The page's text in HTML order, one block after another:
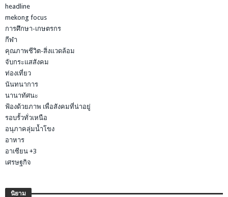
headline
mekong focus
การศึกษา-เกษตรกร
กีฬา
คุณภาพชีวิต-สิ่งแวดล้อม
จับกระแสสังคม
ท่องเที่ยว
นันทนาการ
นานาทัศนะ
ฟ้องด้วยภาพ เพื่อสังคมที่น่าอยู่
รอบรั้วทั่วเหนือ
อนุภาคลุ่มน้ำโขง
อาหาร
อาเซียน +3
เศรษฐกิจ
นิยาม